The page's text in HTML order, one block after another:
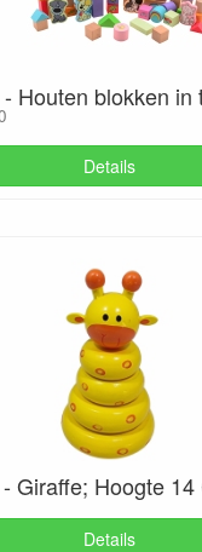
Houten blokken in
Details
Giraffe; Hoogte 14
Details